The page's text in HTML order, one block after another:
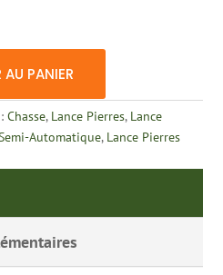
159.90 €
PANIER
:Chasse, Lance Pierres, Lance
Automatique, Lance Pierres